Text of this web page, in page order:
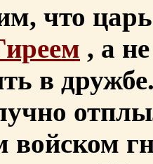
что
, а
в